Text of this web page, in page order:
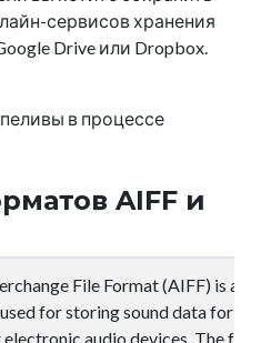
сервисов хранения
Drive или Dropbox.
в процессе
AIFF и
File Format (AIFF) is an
for storing sound data for
electronic audio devices. The